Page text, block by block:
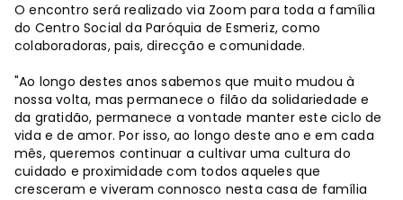
O encontro será realizado via Zoom para toda a família
do Centro Social da Paróquia de Esmeriz, como
colaboradoras, pais, direcção e comunidade.
"Ao longo destes anos sabemos que muito mudou à
nossa volta, mas permanece o filão da solidariedade e
da gratidão, permanece a vontade manter este ciclo de
vida e de amor. Por isso, ao longo deste ano e em cada
mês, queremos continuar a cultivar uma cultura do
cuidado e proximidade com todos aqueles que
cresceram e viveram connosco nesta casa de família